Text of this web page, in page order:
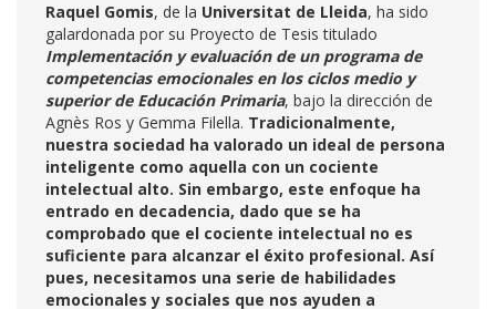
Raquel Gomis, de la Universitat de Lleida, ha sido
galardonada por su Proyecto de Tesis titulado
Implementación y evaluación de un programa de
competencias emocionales en los ciclos medio y
superior de Educación Primaria, bajo la dirección de
Agnès Ros y Gemma Filella. Tradicionalmente,
nuestra sociedad ha valorado un ideal de persona
inteligente como aquella con un cociente
intelectual alto. Sin embargo, este enfoque ha
entrado en decadencia, dado que se ha
comprobado que el cociente intelectual no es
suficiente para alcanzar el éxito profesional. Así
pues, necesitamos una serie de habilidades
emocionales y sociales que nos ayuden a